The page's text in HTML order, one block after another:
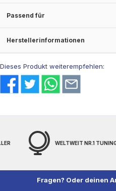
Passend für
Herstellerinformationen
Dieses Produkt weiterempfehlen:
ADAPTER 19
Fragen? Oder deinen